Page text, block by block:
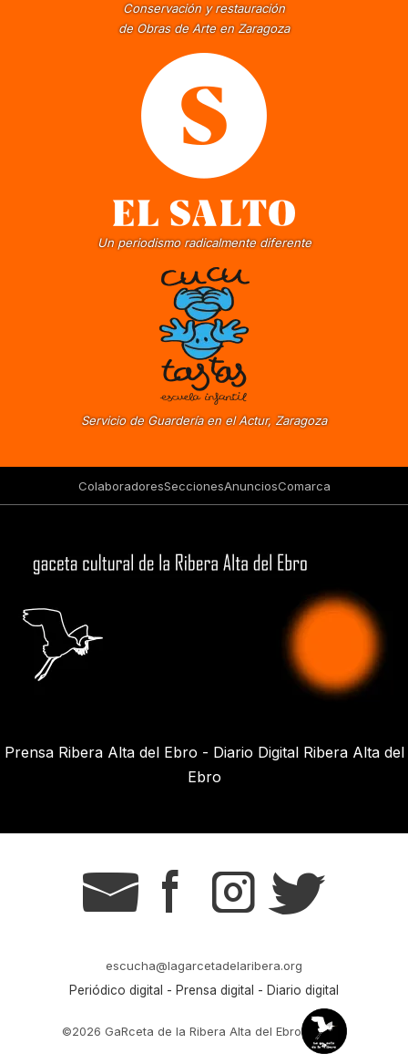
Conservación y restauración
de Obras de Arte en Zaragoza
Un periodismo radicalmente diferente
Servicio de Guardería en el Actur, Zaragoza
ColaboradoresSeccionesAnunciosComarca
Prensa Ribera Alta del Ebro - Diario Digital Ribera Alta del
Ebro
g s t r
escucha@lagarcetadelaribera.org
Periódico digital - Prensa digital - Diario digital
©2026 GaRceta de la Ribera Alta del Ebro